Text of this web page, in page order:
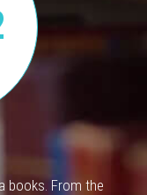
books. From the